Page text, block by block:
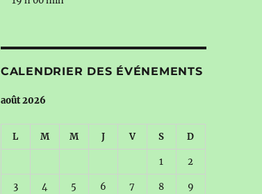
CALENDRIER DES ÉVÉNEMENTS
août 2026
L M M J V S D
1 2
3 4 5 6 7 8 9